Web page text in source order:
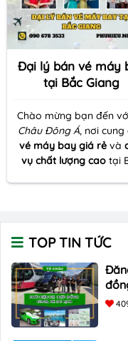
Đại lý bán vé máy
tại Bắc Giang
Chào mừng bạn đến
Châu Đông Á, nơi cung
vé máy bay giá rẻ và
vụ chất lượng cao tại
chọn hàng đầu của
TOP TIN TỨC